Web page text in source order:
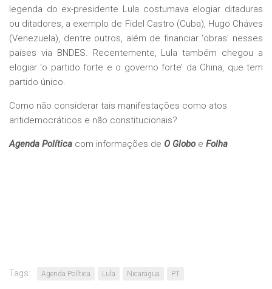
legenda do ex-presidente Lula costumava elogiar ditaduras
ou ditadores, a exemplo de Fidel Castro (Cuba), Hugo Cháves
(Venezuela), dentre outros, além de financiar ‘obras’ nesses
países via BNDES. Recentemente, Lula também chegou a
elogiar ‘o partido forte e o governo forte’ da China, que tem
partido único.
Como não considerar tais manifestações como atos
antidemocráticos e não constitucionais?
Agenda Política com informações de O Globo e Folha
Tags: Agenda Política Lula Nicarágua PT